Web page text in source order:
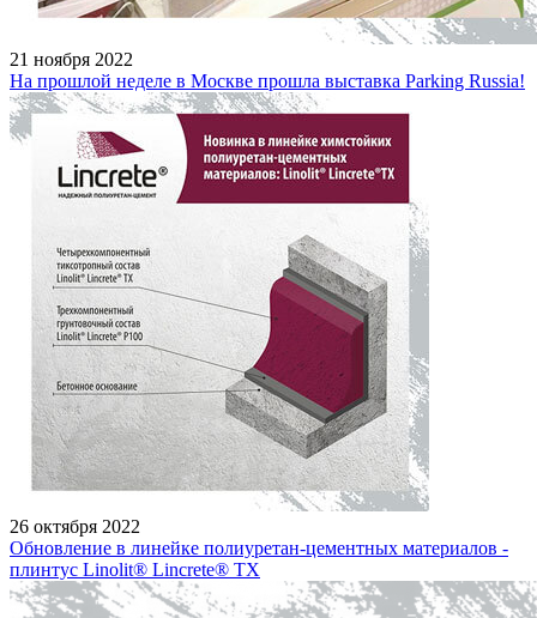
21 ноября 2022
На прошлой неделе в Москве прошла выставка Parking Russia!
26 октября 2022
Обновление в линейке полиуретан-цементных материалов -
плинтус Linolit® Lincrete® ТХ